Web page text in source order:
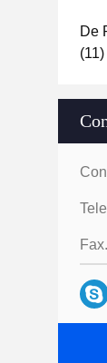
De
(11)